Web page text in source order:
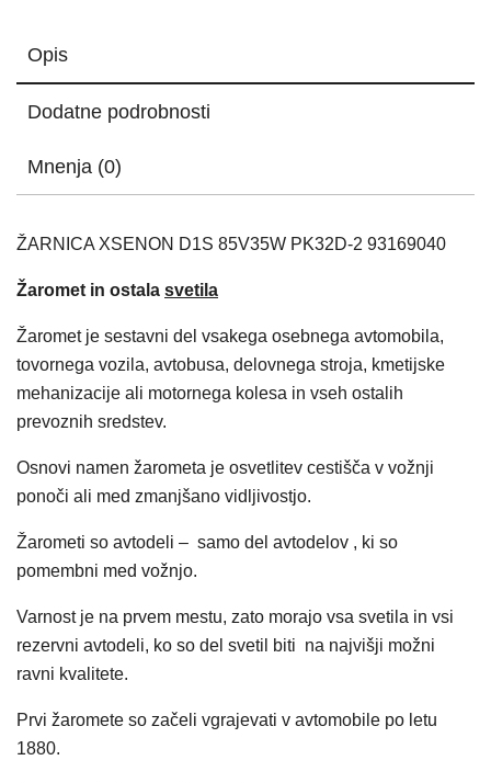
Opis
Dodatne podrobnosti
Mnenja (0)
ŽARNICA XSENON D1S 85V35W PK32D-2 93169040
Žaromet in ostala svetila
Žaromet je sestavni del vsakega osebnega avtomobila,
tovornega vozila, avtobusa, delovnega stroja, kmetijske
mehanizacije ali motornega kolesa in vseh ostalih
prevoznih sredstev.
Osnovi namen žarometa je osvetlitev cestišča v vožnji
ponoči ali med zmanjšano vidljivostjo.
Žarometi so avtodeli – samo del avtodelov , ki so
pomembni med vožnjo.
Varnost je na prvem mestu, zato morajo vsa svetila in vsi
rezervni avtodeli, ko so del svetil biti na najvišji možni
ravni kvalitete.
Prvi žaromete so začeli vgrajevati v avtomobile po letu
1880.